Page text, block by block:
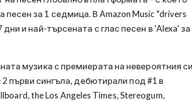
за 1 седмица. В Amazon Music “drivers
и най-търсената с глас песен в ‘Alexa’ за
музика с премиерата на невероятния
2 първи сингъла, дебютирали под #1 в
the Los Angeles Times, Stereogum,